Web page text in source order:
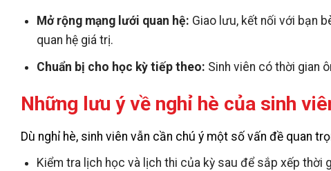
Mở rộng mạng lưới quan hệ: Giao lưu, kết nối với bạn
quan hệ giá trị.
Chuẩn bị cho học kỳ tiếp theo: Sinh viên có thời gian
Những lưu ý về nghỉ hè của sinh
Dù nghỉ hè, sinh viên vẫn cần chú ý một số vấn đề quan
Kiểm tra lịch học và lịch thi của kỳ sau để sắp xếp thời